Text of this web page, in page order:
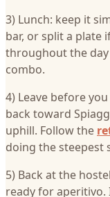
3) Lunch: keep it
bar, or split a plate
throughout the
combo.
4) Leave before
back toward
uphill. Follow the
doing the steepest
5) Back at the
ready for aperitivo.